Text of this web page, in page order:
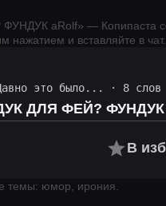
aRolf» — Копипаста
нажатием и вставляйте в чат.
это было... · 8 слов
ДЛЯ ФЕЙ? ФУНДУК
В
темы: юмор, ирония.